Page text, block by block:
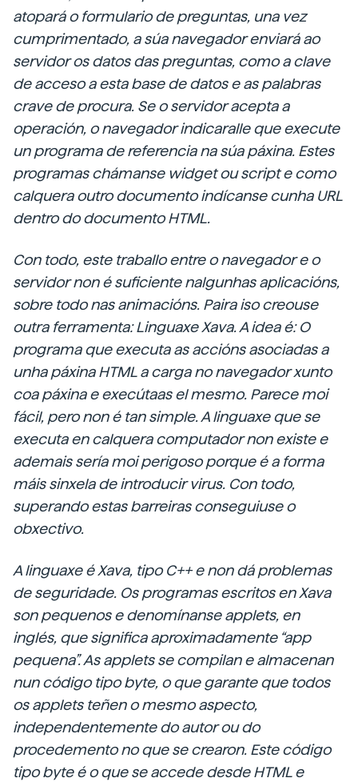
atopará o formulario de preguntas, una vez
cumprimentado, a súa navegador enviará ao
servidor os datos das preguntas, como a clave
de acceso a esta base de datos e as palabras
crave de procura. Se o servidor acepta a
operación, o navegador indicaralle que execute
un programa de referencia na súa páxina. Estes
programas chámanse widgetouscripte como
calquera outro documento indícanse cunha URL
dentro do documento HTML.
Con todo, este traballo entre o navegador e o
servidor non é suficiente nalgunhas aplicacións,
sobre todo nas animacións. Paira iso creouse
outra ferramenta:LinguaxeXava. A idea é: O
programa que executa as accións asociadas a
unha páxina HTML a carga no navegador xunto
coa páxina e execútaas el mesmo. Parece moi
fácil, pero non é tan simple. A linguaxe que se
executa en calquera computador non existe e
ademais sería moi perigoso porque é a forma
máis sinxela de introducir virus. Con todo,
superando estas barreiras conseguiuse o
obxectivo.
A linguaxe é Xava, tipo C++ e non dá problemas
de seguridade. Os programas escritos en Xava
sonpequenose denomínanse applets, en
inglés, que significa aproximadamente “app
pequena”. As applets se compilan e almacenan
nun código tipo byte, o que garante que todos
os applets teñen o mesmo aspecto,
independentemente do autor ou do
procedemento no que se crearon. Este código
tipo byte é o que se accede desde HTML e